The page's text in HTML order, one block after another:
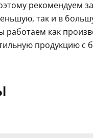
рекомендуем
так и в
как
продукцию с